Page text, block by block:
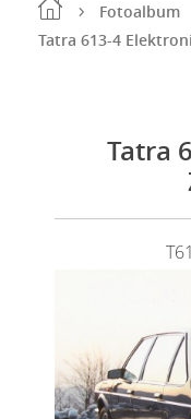
Fotoalbum
Tatra 613-4
Tatra